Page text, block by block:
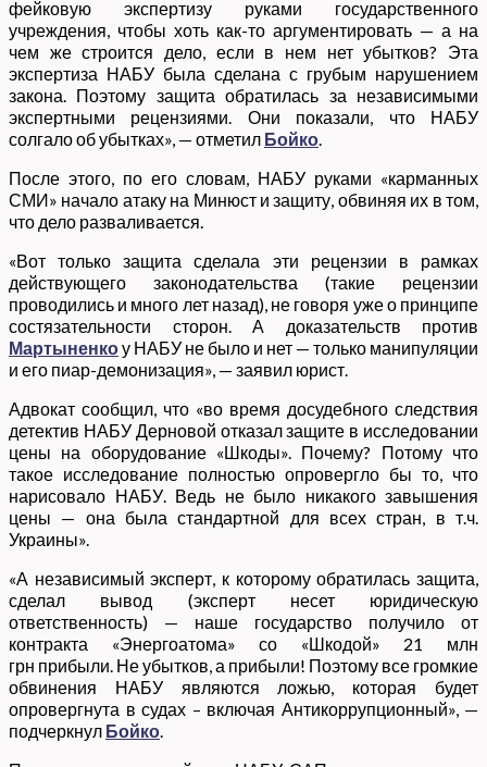
фейковую экспертизу руками государственного
учреждения, чтобы хоть как-то аргументировать — а на
чем же строится дело, если в нем нет убытков? Эта
экспертиза НАБУ была сделана с грубым нарушением
закона. Поэтому защита обратилась за независимыми
экспертными рецензиями. Они показали, что НАБУ
солгало об убытках», — отметил Бойко.
После этого, по его словам, НАБУ руками «карманных
СМИ» начало атаку на Минюст и защиту, обвиняя их в том,
что дело разваливается.
«Вот только защита сделала эти рецензии в рамках
действующего законодательства (такие рецензии
проводились и много лет назад), не говоря уже о принципе
состязательности сторон. А доказательств против
Мартыненкоу НАБУ не было и нет — только манипуляции
и его пиар-демонизация», — заявил юрист.
Адвокат сообщил, что «во время досудебного следствия
детектив НАБУ Дерновой отказал защите в исследовании
цены на оборудование «Шкоды». Почему? Потому что
такое исследование полностью опровергло бы то, что
нарисовало НАБУ. Ведь не было никакого завышения
цены — она была стандартной для всех стран, в т.ч.
Украины».
«А независимый эксперт, к которому обратилась защита,
сделал вывод (эксперт несет юридическую
ответственность) — наше государство получило от
контракта «Энергоатома» со «Шкодой» 21 млн
грн прибыли. Не убытков, а прибыли! Поэтому все громкие
обвинения НАБУ являются ложью, которая будет
опровергнута в судах – включая Антикоррупционный», —
подчеркнул Бойко.